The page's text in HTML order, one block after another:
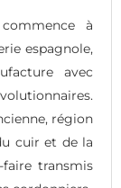
commence à
espagnole,
avec
région
cuir et de la
faire transmis